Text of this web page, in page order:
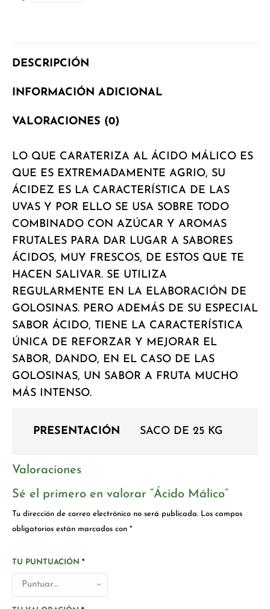
DESCRIPCIÓN
INFORMACIÓN ADICIONAL
VALORACIONES (0)
LO QUE CARATERIZA AL ÁCIDO MÁLICO ES
QUE ES EXTREMADAMENTE AGRIO, SU
ÁCIDEZ ES LA CARACTERÍSTICA DE LAS
UVAS Y POR ELLO SE USA SOBRE TODO
COMBINADO CON AZÚCAR Y AROMAS
FRUTALES PARA DAR LUGAR A SABORES
ÁCIDOS, MUY FRESCOS, DE ESTOS QUE TE
HACEN SALIVAR. SE UTILIZA
REGULARMENTE EN LA ELABORACIÓN DE
GOLOSINAS. PERO ADEMÁS DE SU ESPECIAL
SABOR ÁCIDO, TIENE LA CARACTERÍSTICA
ÚNICA DE REFORZAR Y MEJORAR EL
SABOR, DANDO, EN EL CASO DE LAS
GOLOSINAS, UN SABOR A FRUTA MUCHO
MÁS INTENSO.
PRESENTACIÓN SACO DE 25 KG
Valoraciones
Sé el primero en valorar “Ácido Málico”
Tu dirección de correo electrónico no será publicada. Los campos
obligatorios están marcados con *
TU PUNTUACIÓN *